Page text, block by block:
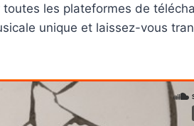
les plateformes de
unique et laissez-vous